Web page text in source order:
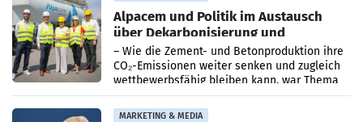
Alpacem und Politik im Austausch
über Dekarbonisierung und
Energiepreise
– Wie die Zement- und Betonproduktion ihre
CO₂-Emissionen weiter senken und zugleich
wettbewerbsfähig bleiben kann, war Thema
eines Treffens zwischen Staatssekretärin
Elisabeth
MARKETING & MEDIA